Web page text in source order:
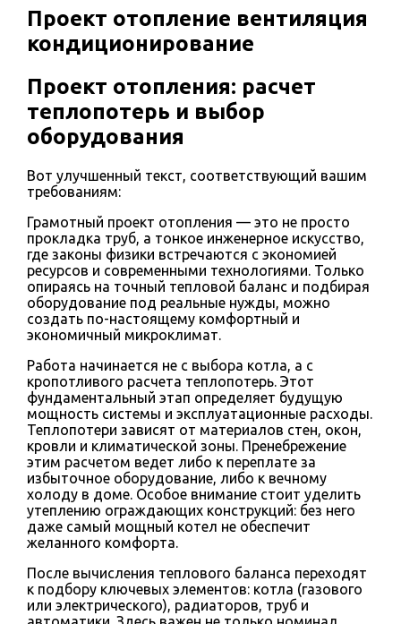
Проект отопление вентиляция
кондиционирование
Проект отопления: расчет
теплопотерь и выбор
оборудования
Вот улучшенный текст, соответствующий вашим
требованиям:
Грамотный проект отопления — это не просто
прокладка труб, а тонкое инженерное искусство,
где законы физики встречаются с экономией
ресурсов и современными технологиями. Только
опираясь на точный тепловой баланс и подбирая
оборудование под реальные нужды, можно
создать по-настоящему комфортный и
экономичный микроклимат.
Работа начинается не с выбора котла, а с
кропотливого расчета теплопотерь. Этот
фундаментальный этап определяет будущую
мощность системы и эксплуатационные расходы.
Теплопотери зависят от материалов стен, окон,
кровли и климатической зоны. Пренебрежение
этим расчетом ведет либо к переплате за
избыточное оборудование, либо к вечному
холоду в доме. Особое внимание стоит уделить
утеплению ограждающих конструкций: без него
даже самый мощный котел не обеспечит
желанного комфорта.
После вычисления теплового баланса переходят
к подбору ключевых элементов: котла (газового
или электрического), радиаторов, труб и